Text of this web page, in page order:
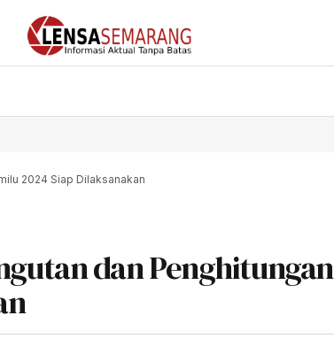
2024 Siap Dilaksanakan
dan Penghitungan